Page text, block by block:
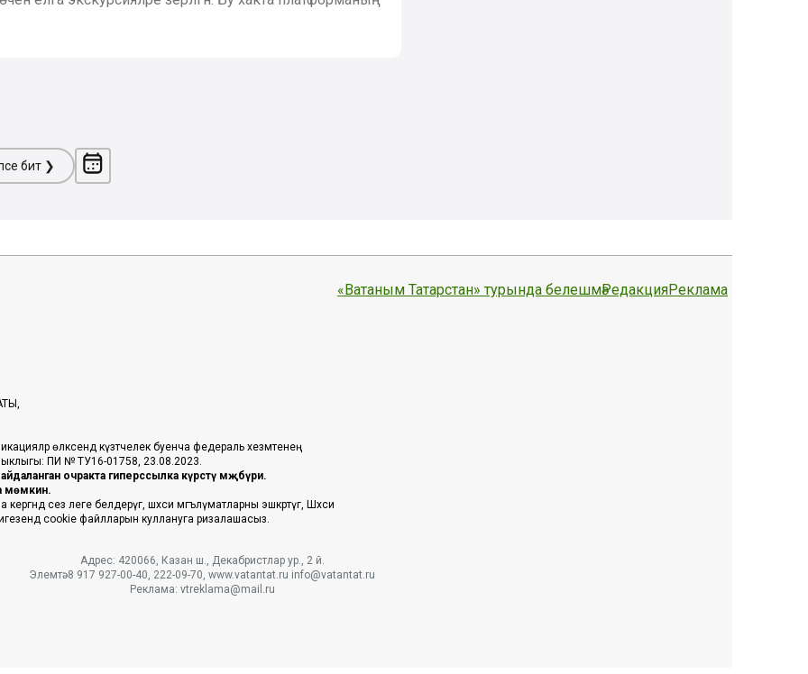
бит ❯
өлкәсендә күзәтчелек буенча федераль хезмәтенең
ПИ № ТУ16-01758, 23.08.2023.
очракта гиперссылка күрсәтү мәҗбүри.
мөмкин.
сез әлеге белдерүгә, шәхси мәгълүматларны эшкәртүгә, Шәхси
cookie файлларын куллануга ризалашасыз.
«Ватаным Татарстан» турында белешмәРедакцияРеклама
Адрес: 420066, Казан ш., Декабристлар ур., 2 й.
Элемтә: 8 917 927-00-40, 222-09-70, www.vatantat.ru info@vatantat.ru
Реклама: vtreklama@mail.ru